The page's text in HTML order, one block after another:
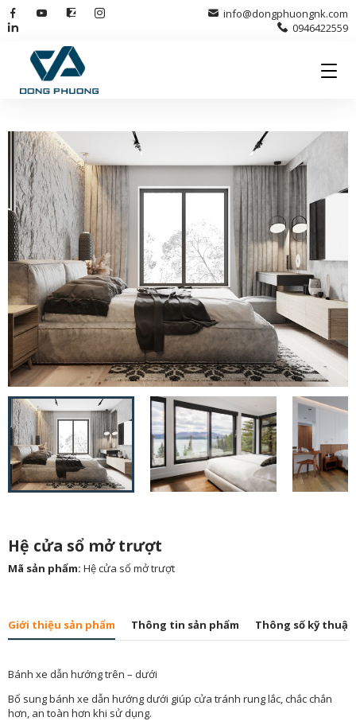
info@dongphuongnk.com
0946422559
Hệ cửa sổ mở trượt
Mã sản phẩm: Hệ cửa sổ mở trượt
Giới thiệu sản phẩm Thông tin sản phẩm Thông số kỹ thuật
Bánh xe dẫn hướng trên – dưới
Bổ sung bánh xe dẫn hướng dưới giúp cửa tránh rung lắc, chắc chắn
hơn, an toàn hơn khi sử dụng.